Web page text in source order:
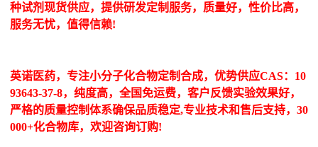
种试剂现货供应，提供研发定制服务，质量好，性价比高，
服务无忧，值得信赖!
英诺医药，专注小分子化合物定制合成，优势供应CAS：10
93643-37-8，纯度高，全国免运费，客户反馈实验效果好，
严格的质量控制体系确保品质稳定,专业技术和售后支持，30
000+化合物库，欢迎咨询订购!